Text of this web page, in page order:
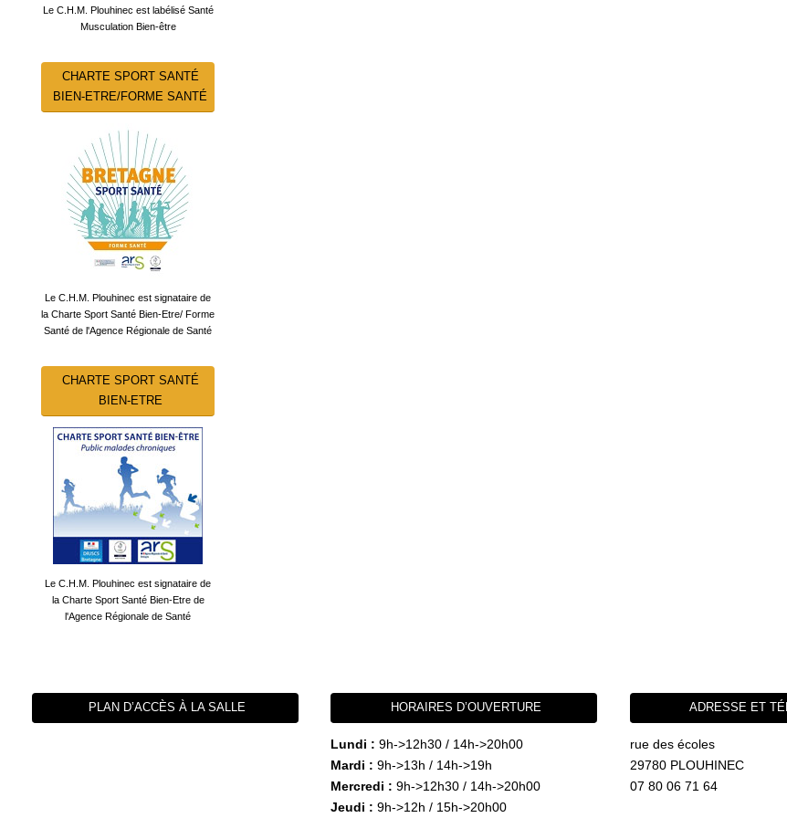
Le C.H.M. Plouhinec est labélisé Santé
Musculation Bien-être
CHARTE SPORT SANTÉ
BIEN-ETRE/FORME SANTÉ
Le C.H.M. Plouhinec est signataire de
la Charte Sport Santé Bien-Etre/ Forme
Santé de l'Agence Régionale de Santé
CHARTE SPORT SANTÉ
BIEN-ETRE
Le C.H.M. Plouhinec est signataire de
la Charte Sport Santé Bien-Etre de
l'Agence Régionale de Santé
PLAN D’ACCÈS À LA SALLE HORAIRES D’OUVERTURE
Lundi : 9h->12h30 / 14h->20h00
Mardi : 9h->13h / 14h->19h
Mercredi : 9h->12h30 / 14h->20h00
Jeudi : 9h->12h / 15h->20h00
ADRESSE ET
rue des écoles
29780 PLOUHINEC
07 80 06 71 64